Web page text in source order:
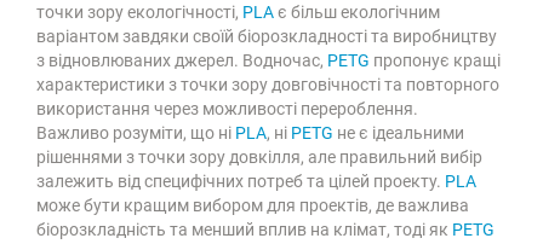
точки зору екологічності, PLAє більш екологічним
варіантом завдяки своїй біорозкладності та виробництву
з відновлюваних джерел. Водночас, PETG пропонує кращі
характеристики з точки зору довговічності та повторного
використання через можливості перероблення.
Важливо розуміти, що ні PLA, ні PETG не є ідеальними
рішеннями з точки зору довкілля, але правильний вибір
залежить від специфічних потреб та цілей проекту. PLA
може бути кращим вибором для проектів, де важлива
біорозкладність та менший вплив на клімат, тоді як PETG